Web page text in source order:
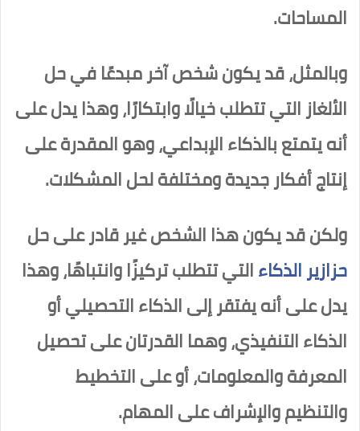
المساحات.
وبالمثل، قد يكون شخص آخر مبدعًا في حل
الألغاز التي تتطلب خيالًا وابتكارًا، وهذا يدل على
أنه يتمتع بالذكاء الإبداعي، وهو المقدرة على
إنتاج أفكار جديدة ومختلفة لحل المشكلات.
ولكن قد يكون هذا الشخص غير قادر على حل
حزازير الذكاءالتي تتطلب تركيزًا وانتباهًا، وهذا
يدل على أنه يفتقر إلى الذكاء التحصيلي أو
الذكاء التنفيذي، وهما القدرتان على تحصيل
المعرفة والمعلومات، أو على التخطيط
والتنظيم والإشراف على المهام.